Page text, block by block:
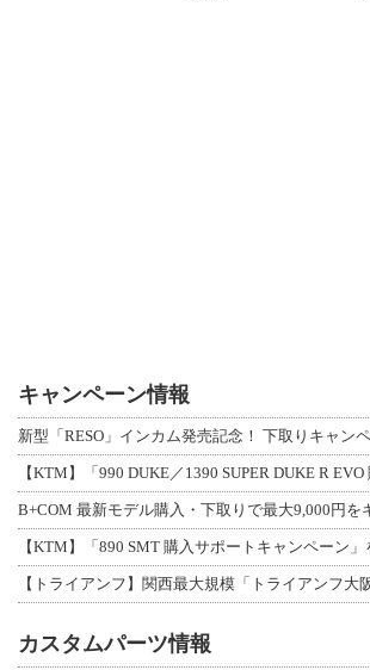
キャンペーン情報
【KTM】「990 DUKE／1390 SUPER DUKE R EVO
【KTM】「890 SMT 購入サポートキャンペーン
カスタムパーツ情報